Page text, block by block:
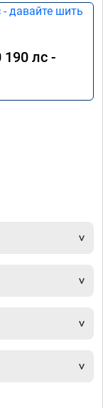
190 лс -